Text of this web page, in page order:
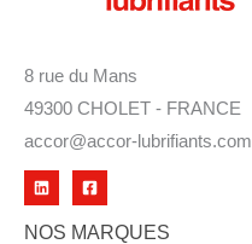
8 rue du Mans
49300 CHOLET - FRANCE
accor@accor-lubrifiants.com
NOS MARQUES